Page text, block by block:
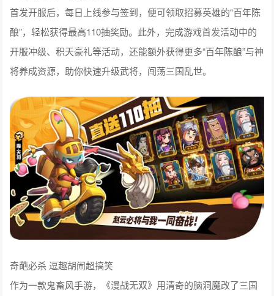
首发开服后，每日上线参与签到，便可领取招募英雄的“百年陈
酿”，轻松获得最高110抽奖励。此外，完成游戏首发活动中的
开服冲级、积天豪礼等活动，还能额外获得更多“百年陈酿”与神
将养成资源，助你快速升级武将，闯荡三国乱世。
奇葩必杀 逗趣胡闹超搞笑
作为一款鬼畜风手游，《漫战无双》用清奇的脑洞魔改了三国